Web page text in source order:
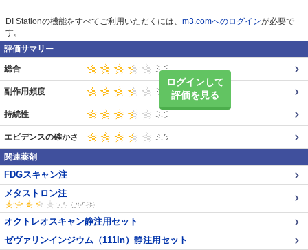
DI Stationの機能をすべてご利用いただくには、 m3.comへのログインが必要で
す。
評価サマリー
ログインして
評価を見る
総合
副作用頻度
持続性
エビデンスの確かさ
関連薬剤
FDGスキャン注
メタストロン注
オクトレオスキャン静注用セット
ゼヴァリンインジウム（111In）静注用セット